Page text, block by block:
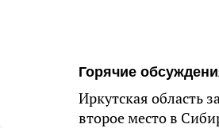
Горячие
Иркутская область
второе место в